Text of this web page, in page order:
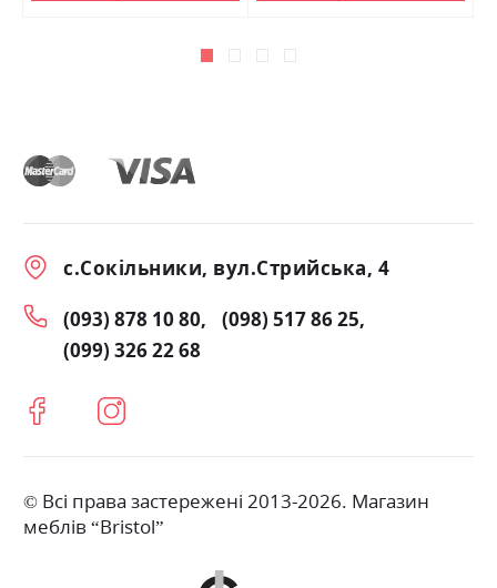
с.Сокільники, вул.Стрийська, 4
(093) 878 10 80
(098) 517 86 25
(099) 326 22 68
© Всі права застережені 2013-2026. Магазин
меблів “Bristol”